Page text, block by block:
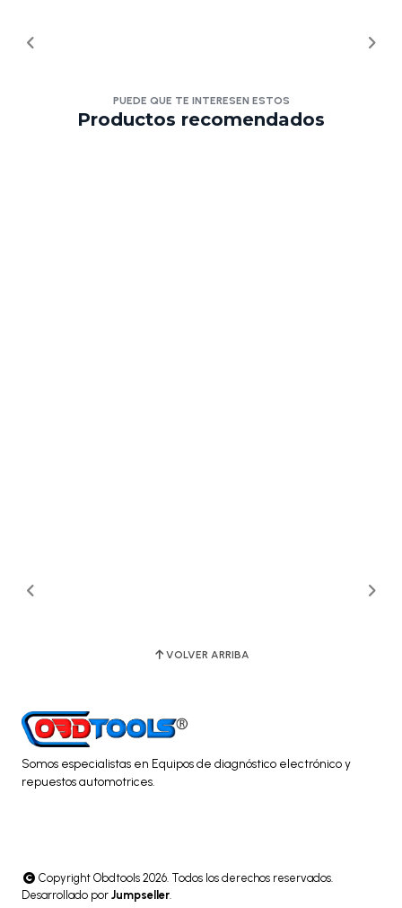
PUEDE QUE TE INTERESEN ESTOS
Productos recomendados
VOLVER ARRIBA
Somos especialistas en Equipos de diagnóstico electrónico y
repuestos automotrices.
Copyright Obdtools 2026. Todos los derechos reservados.
Desarrollado por Jumpseller.